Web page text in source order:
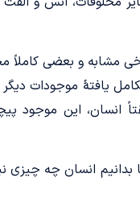
مشابه و بعضی کاملاً
یافتۀ موجودات
این موجود
بدانیم انسان چه